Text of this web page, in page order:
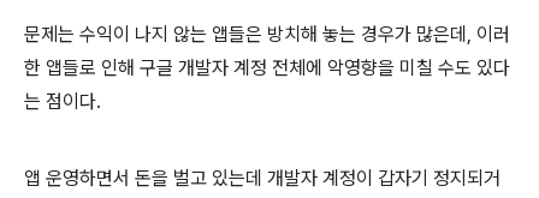
문제는 수익이 나지 않는 앱들은 방치해 놓는 경우가 많은데, 이러
한 앱들로 인해 구글 개발자 계정 전체에 악영향을 미칠 수도 있다
는 점이다.
앱 운영하면서 돈을 벌고 있는데 개발자 계정이 갑자기 정지되거